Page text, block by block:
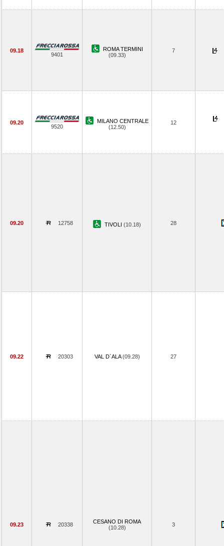
09.18
9401
ROMA TERMINI
(09.33)
7
09.20
9520
MILANO CENTRALE
(12.50)
12
09.20 12758 TIVOLI (10.18) 28
09.22 20303 VAL D`ALA(09.28) 27
09.23 20338
CESANO DI ROMA
(10.28)
3